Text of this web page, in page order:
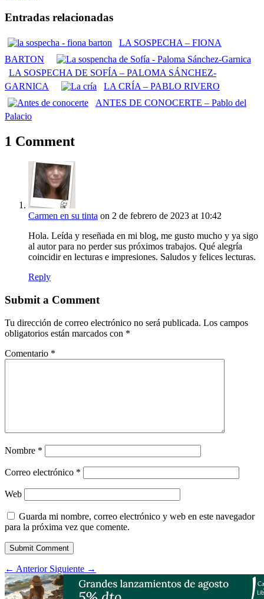
Entradas relacionadas
LA SOSPECHA – FIONA
BARTON
LA SOSPECHA DE SOFÍA – PALOMA SÁNCHEZ-
GARNICA
LA CRÍA – PABLO RIVERO
ANTES DE CONOCERTE – Pablo del
Palacio
1 Comment
Carmen en su tinta on 2 de febrero de 2023 at 10:42
Hola. Leída y reseñada en mi blog, me gusto mucho y ya sigo
al autor para no perder sus próximos trabajos. Qué alegría
coincidir en lecturas e impresiones. Saludos y felices lecturas.
Reply
Submit a Comment
Tu dirección de correo electrónico no será publicada. Los campos
obligatorios están marcados con *
Comentario *
Nombre *
Correo electrónico *
Web
Guarda mi nombre, correo electrónico y web en este navegador
para la próxima vez que comente.
Submit Comment
← Anterior Siguiente →